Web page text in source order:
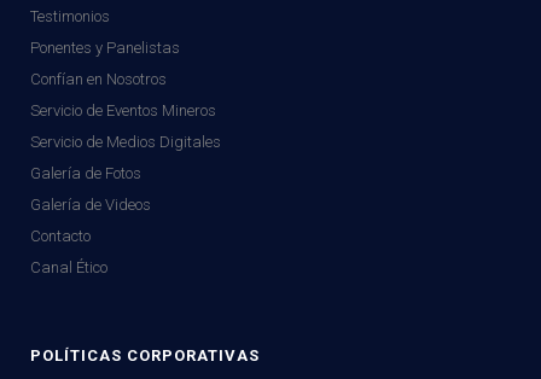
Testimonios
Ponentes y Panelistas
Confían en Nosotros
Servicio de Eventos Mineros
Servicio de Medios Digitales
Galería de Fotos
Galería de Videos
Contacto
Canal Ético
POLÍTICAS CORPORATIVAS